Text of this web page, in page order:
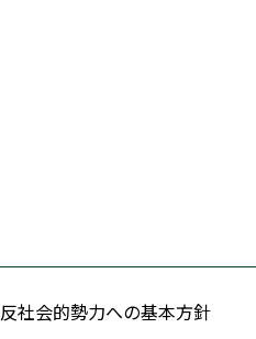
反社会的勢力への基本方針